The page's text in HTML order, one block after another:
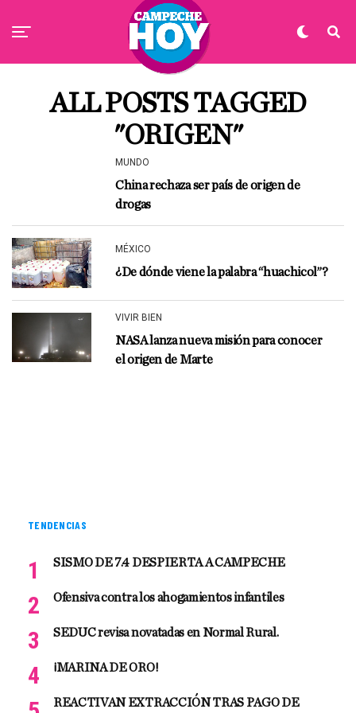
ALL POSTS TAGGED
"ORIGEN"
MUNDO
China rechaza ser país de origen de
drogas
MÉXICO
¿De dónde viene la palabra “huachicol”?
VIVIR BIEN
NASA lanza nueva misión para conocer
el origen de Marte
TENDENCIAS
SISMO DE 7.4 DESPIERTA A CAMPECHE
Ofensiva contra los ahogamientos infantiles
SEDUC revisa novatadas en Normal Rural.
¡MARINA DE ORO!
REACTIVAN EXTRACCIÓN TRAS PAGO DE